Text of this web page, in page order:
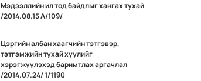
Мэдээллийн ил тод байдлыг хангах тухай
/2014.08.15 А/109/
Цэргийн албан хаагчийн тэтгэвэр,
тэтгэмжийн тухай хуулийг
хэрэгжүүлэхэд баримтлах аргачлал
/2014.07.24/ 1/1190